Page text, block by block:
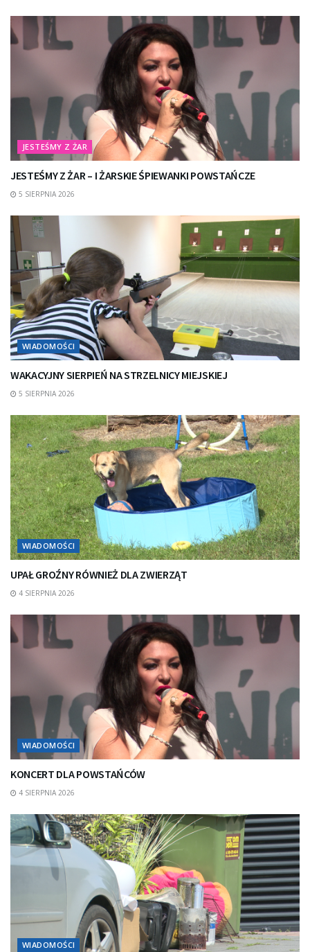
JESTEŚMY Z ŻAR
JESTEŚMY Z ŻAR – I ŻARSKIE ŚPIEWANKI POWSTAŃCZE
5 SIERPNIA 2026
WIADOMOŚCI
WAKACYJNY SIERPIEŃ NA STRZELNICY MIEJSKIEJ
5 SIERPNIA 2026
WIADOMOŚCI
UPAŁ GROŹNY RÓWNIEŻ DLA ZWIERZĄT
4 SIERPNIA 2026
WIADOMOŚCI
KONCERT DLA POWSTAŃCÓW
4 SIERPNIA 2026
WIADOMOŚCI